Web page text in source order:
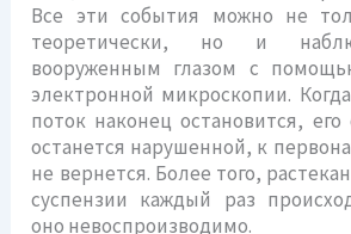
Все эти события можно не
теоретически, но и
вооруженным глазом с
электронной микроскопии.
поток наконец остановится, его
останется нарушенной, к
не вернется. Более того,
суспензии каждый раз
оно невоспроизводимо.